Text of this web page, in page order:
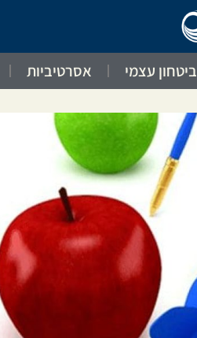
ביטחון עצמי אסרטיביות